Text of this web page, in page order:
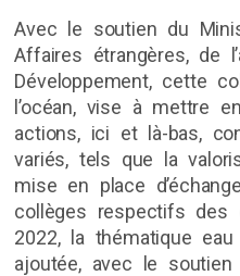
Avec le soutien du
Affaires étrangères, de
Développement, cette
l’océan, vise à mettre
actions, ici et là-bas,
variés, tels que la
mise en place
collèges respectifs des
2022, la thématique
ajoutée, avec le soutien